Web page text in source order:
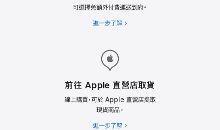
可選擇免額外付費運送到府。
進一步了解
前往 Apple 直營店取貨
線上購買，可於 Apple 直營店提取
現貨商品。
進一步了解